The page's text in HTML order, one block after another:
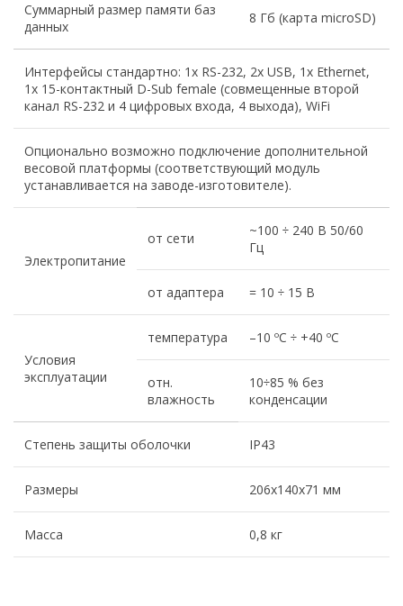
Суммарный размер памяти баз
данных
8 Гб (карта microSD)
Интерфейсы стандартно: 1х RS-232, 2х USB, 1x Ethernet,
1х 15-контактный D-Sub female (совмещенные второй
канал RS-232 и 4 цифровых входа, 4 выхода), WiFi
Опционально возможно подключение дополнительной
весовой платформы (соответствующий модуль
устанавливается на заводе-изготовителе).
Электропитание
от сети
~100 ÷ 240 В 50/60
Гц
от адаптера = 10 ÷ 15 В
Условия
эксплуатации
температура –10 ºС ÷ +40 ºС
отн.
влажность
10÷85 % без
конденсации
Степень защиты оболочки IP43
Размеры 206х140х71 мм
Масса 0,8 кг